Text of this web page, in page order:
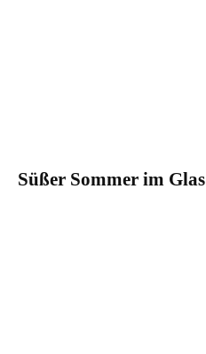
Süßer Sommer im Glas